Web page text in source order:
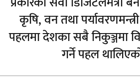
कृषि, वन तथा
पहलमा देशका सबै निकुञ्जमा
गर्ने पहल